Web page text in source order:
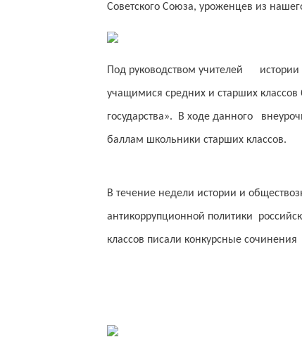
Советского Союза, уроженцев из
Под руководством учителей
учащимися средних и старших
государства». В ходе данного
баллам школьники старших классов.
В течение недели истории и
антикоррупционной политики
классов писали конкурсные